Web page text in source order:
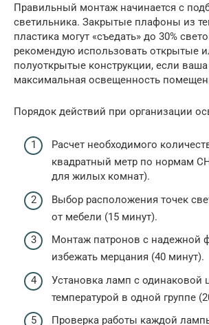
Правильный монтаж начинается с
светильника. Закрытые плафоны из
пластика могут «съедать» до 30%
рекомендую использовать открытые
полуоткрытые конструкции, если
максимальная освещенность
Порядок действий при организации
Расчет необходимого
квадратный метр по нормам
для жилых комнат).
Выбор расположения точек
от мебели (15 минут).
Монтаж патронов с надежной
избежать мерцания (40 минут).
Установка ламп с одинаковой
температурой в одной группе
Проверка работы каждой